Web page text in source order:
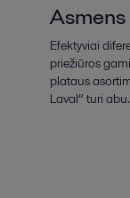
Efektyviai
priežiūros
plataus
Laval“ turi abu.